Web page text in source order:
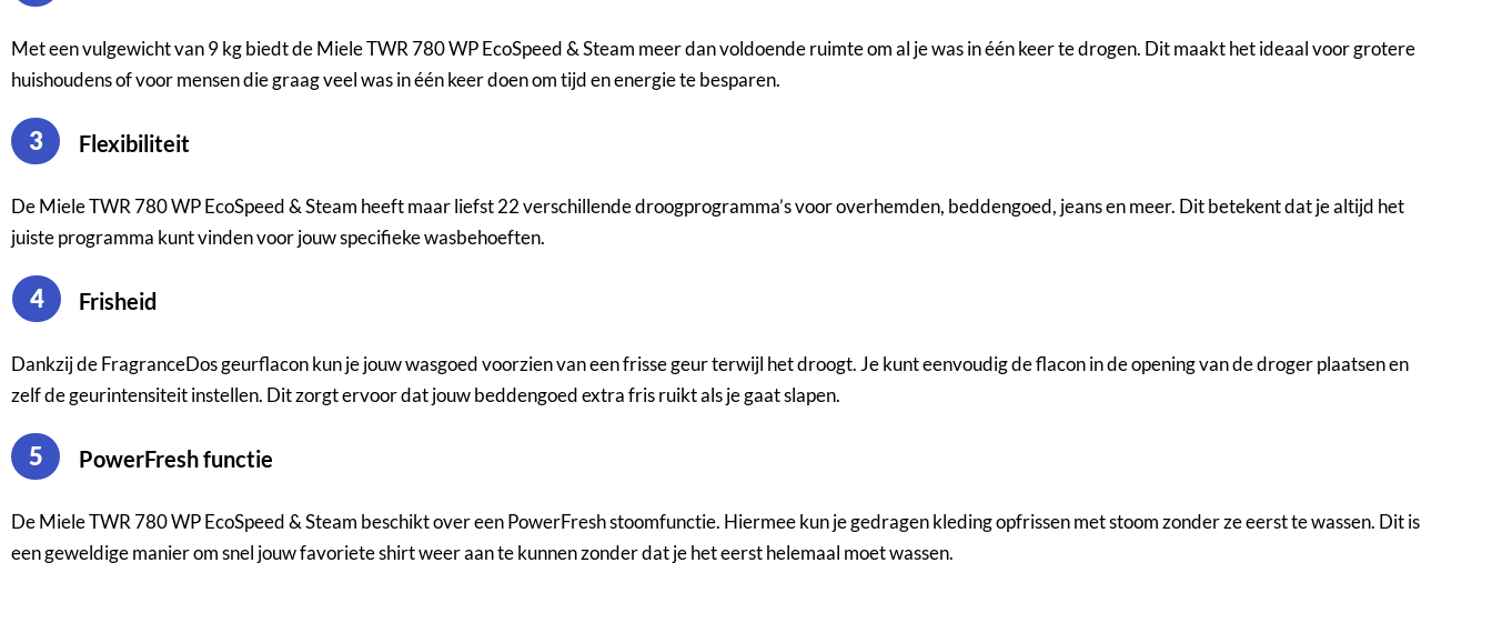
Met een vulgewicht van 9 kg biedt de Miele TWR 780 WP EcoSpeed & Steam meer dan voldoende ruimte om al je was in één keer te drogen. Dit maakt het ideaal voor grotere
huishoudens of voor mensen die graag veel was in één keer doen om tijd en energie te besparen.
3 Flexibiliteit
De Miele TWR 780 WP EcoSpeed & Steam heeft maar liefst 22 verschillende droogprogramma’s voor overhemden, beddengoed, jeans en meer. Dit betekent dat je altijd het
juiste programma kunt vinden voor jouw specifieke wasbehoeften.
4 Frisheid
Dankzij de FragranceDos geurflacon kun je jouw wasgoed voorzien van een frisse geur terwijl het droogt. Je kunt eenvoudig de flacon in de opening van de droger plaatsen en
zelf de geurintensiteit instellen. Dit zorgt ervoor dat jouw beddengoed extra fris ruikt als je gaat slapen.
5 PowerFresh functie
De Miele TWR 780 WP EcoSpeed & Steam beschikt over een PowerFresh stoomfunctie. Hiermee kun je gedragen kleding opfrissen met stoom zonder ze eerst te wassen. Dit is
een geweldige manier om snel jouw favoriete shirt weer aan te kunnen zonder dat je het eerst helemaal moet wassen.